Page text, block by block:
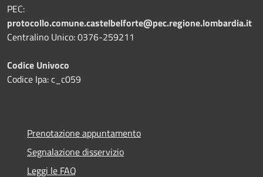
PEC:
protocollo.comune.castelbelforte@pec.regione.lombardia.it
Centralino Unico: 0376-259211
Codice Univoco
Codice Ipa: c_c059
Prenotazione appuntamento
Segnalazione disservizio
Leggi le FAQ